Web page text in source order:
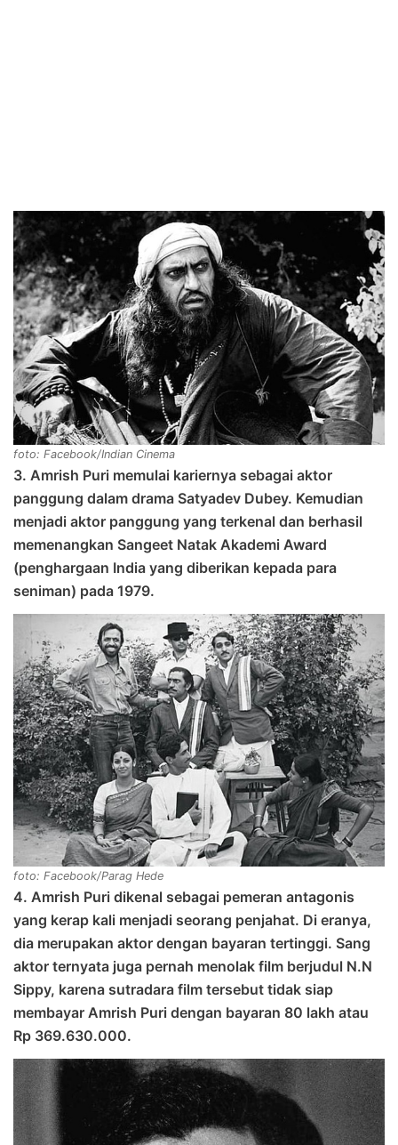
foto: Facebook/Indian Cinema
3. Amrish Puri memulai kariernya sebagai aktor
panggung dalam drama Satyadev Dubey. Kemudian
menjadi aktor panggung yang terkenal dan berhasil
memenangkan Sangeet Natak Akademi Award
(penghargaan India yang diberikan kepada para
seniman) pada 1979.
foto: Facebook/Parag Hede
4. Amrish Puri dikenal sebagai pemeran antagonis
yang kerap kali menjadi seorang penjahat. Di eranya,
dia merupakan aktor dengan bayaran tertinggi. Sang
aktor ternyata juga pernah menolak film berjudul N.N
Sippy, karena sutradara film tersebut tidak siap
membayar Amrish Puri dengan bayaran 80 lakh atau
Rp 369.630.000.